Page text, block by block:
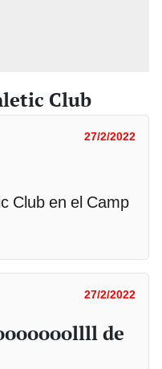
Club
27/2/2022
Club en el Camp
27/2/2022
de